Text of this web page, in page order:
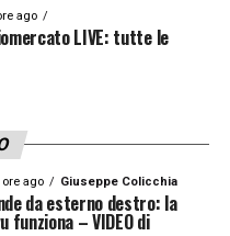
ago
LIVE: tutte le
ore ago Giuseppe Colicchia
da esterno destro: la
funziona – VIDEO di